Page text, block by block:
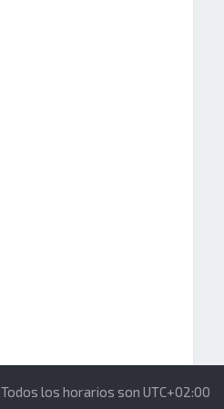
Todos los horarios son UTC+02:00